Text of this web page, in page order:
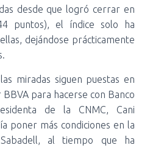
desde que logró cerrar en
puntos), el índice solo ha
dejándose prácticamente
miradas siguen puestas en
para hacerse con Banco
de la CNMC, Cani
poner más condiciones en la
al tiempo que ha